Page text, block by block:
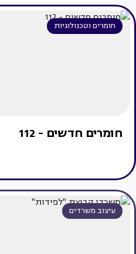
חומרים וטכנולוגיות
חומרים חדשים - 112
עיצוב משרדים